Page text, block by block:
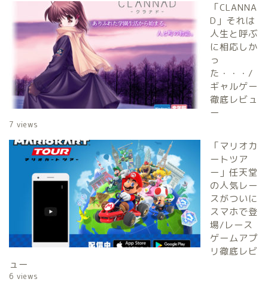
「CLANNA
D」それは
人生と呼ぶ
に相応しか
っ
た・・・/
ギャルゲー
徹底レビュ
ー
7 views
「マリオカ
ートツア
ー」任天堂
の人気レー
スがついに
スマホで登
場/レース
ゲームアプ
リ徹底レビ
ュー
6 views